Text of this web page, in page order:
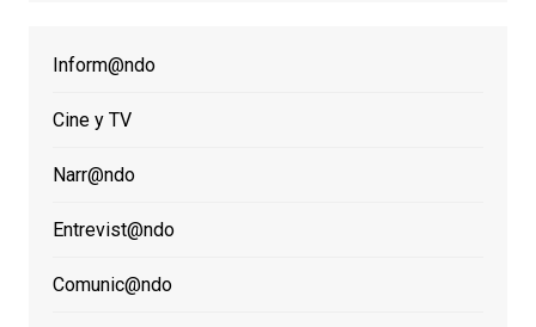
Inform@ndo
Cine y TV
Narr@ndo
Entrevist@ndo
Comunic@ndo